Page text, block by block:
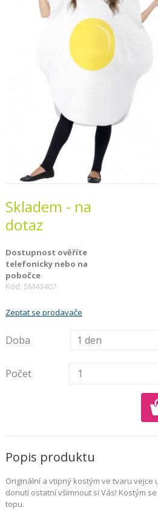
Skladem - na
dotaz
Dostupnost ověříte
telefonicky nebo na
pobočce
Kód: SM43407
Zeptat se prodavače
Doba
Počet
Popis produktu
Originální a vtipný kostým ve tvaru vejce
donutí ostatní všimnout si Vás! Kostým
topu.